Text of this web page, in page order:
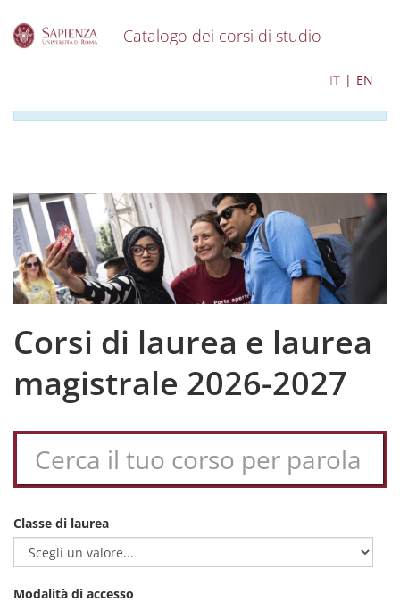
Catalogo dei corsi di studio
IT EN
I contenuti del catalogo per l'a.a. 2026-2027 sono in
Corsi di laurea e laurea
magistrale 2026-2027
Classe di laurea
Modalità di accesso